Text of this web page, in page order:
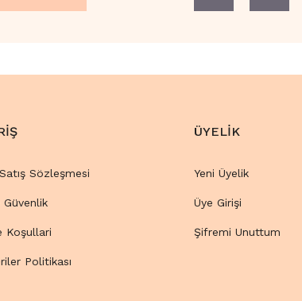
Sözleşmesi
Koşullari
Politikası
ÜYELİK
Yeni Üyelik
Üye Girişi
Şifremi Unuttum